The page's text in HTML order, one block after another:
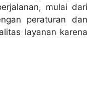
mulai dari
peraturan dan
layanan karena